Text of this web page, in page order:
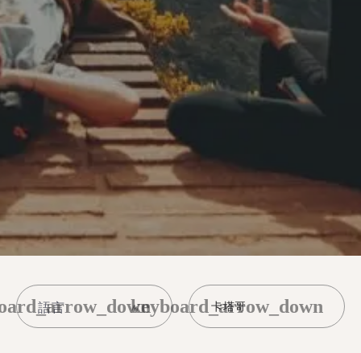
卡塔哥
keyboard_arrow_down